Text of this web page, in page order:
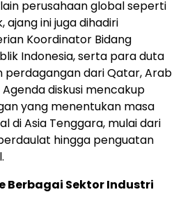
perusahaan global seperti
ajang ini juga dihadiri
Koordinator Bidang
Indonesia, serta para duta
perdagangan dari Qatar, Arab
Agenda diskusi mencakup
yang menentukan masa
di Asia Tenggara, mulai dari
hingga penguatan
Berbagai Sektor Industri